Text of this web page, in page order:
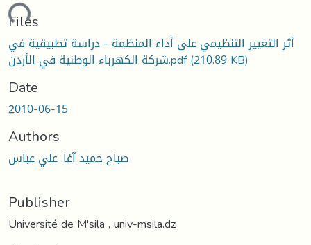
Files
أثر التغيير التنظيمي على أداء المنظمة - دراسة تطبيقية في
شركة الكهرباء الوطنية في الأردن.pdf(210.89 KB)
Date
2010-06-15
Authors
صباح حميد آغا, علي عباس
Publisher
Université de M'sila , univ-msila.dz